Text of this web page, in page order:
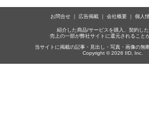
お問合せ 広告掲載 会社概要 個人
紹介した商品/サービスを購入、契約した
売上の一部が弊社サイトに還元されること
当サイトに掲載の記事・見出し・写真・画像の無
Copyright © 2026 IID, Inc.